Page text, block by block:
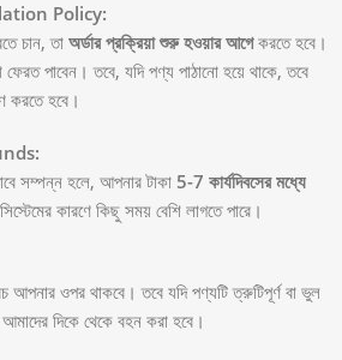
Policy:
চান, তা অর্ডার প্রক্রিয়া শুরু হওয়ার আগেকরতে হবে।
ফেরত পাবেন। তবে, যদি পণ্য পাঠানো হয়ে থাকে, তবে
করতে হবে।
সম্পন্ন হলে, আপনার টাকা 5-7 কার্যদিবসের মধ্যে
কারণে কিছু সময় বেশি লাগতে পারে।
আপনার ওপর থাকবে। তবে যদি পণ্যটি ত্রুটিপূর্ণ বা ভুল
দিকে থেকে বহন করা হবে।